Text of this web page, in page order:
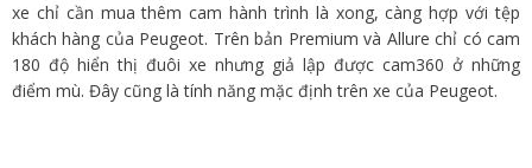
xe chỉ cần mua thêm cam hành trình là xong, càng hợp với tệp
khách hàng của Peugeot. Trên bản Premium và Allure chỉ có cam
180 độ hiển thị đuôi xe nhưng giả lập được cam360 ở những
điểm mù. Đây cũng là tính năng mặc định trên xe của Peugeot.